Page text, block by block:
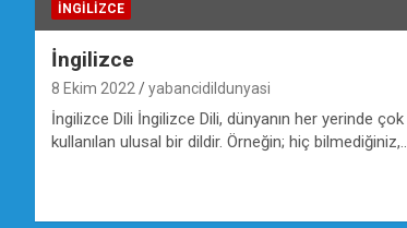
İNGILIZCE
İngilizce
8 Ekim 2022 yabancidildunyasi
İngilizce Dili İngilizce Dili, dünyanın her yerinde çok
kullanılan ulusal bir dildir. Örneğin; hiç